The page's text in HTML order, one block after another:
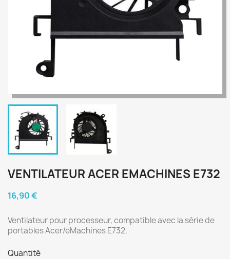
VENTILATEUR ACER EMACHINES E732
16,90 €
Ventilateur pour processeur, compatible avec la série de
portables Acer/eMachines E732.
Quantité